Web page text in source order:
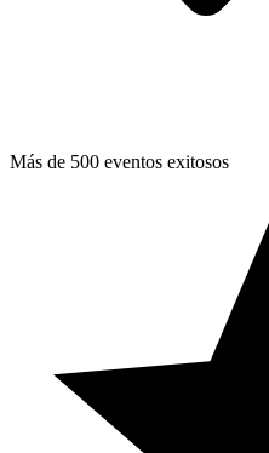
Más de 500 eventos exitosos